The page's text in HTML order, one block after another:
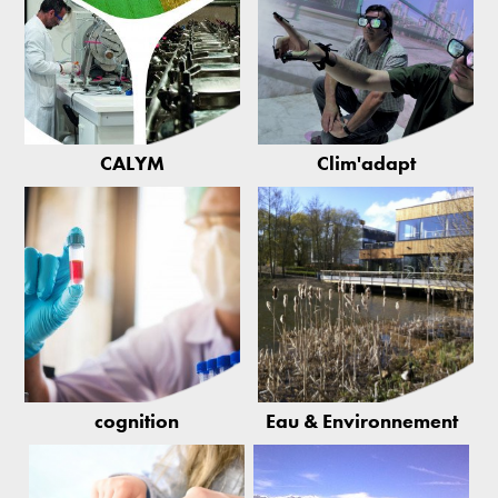
CALYM Clim'adapt
cognition Eau & Environnement